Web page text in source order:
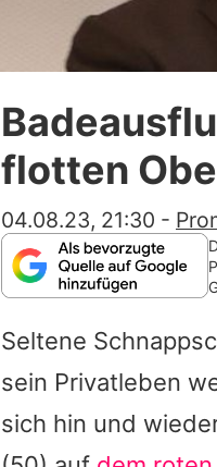
flotten
04.08.23, 21:30 -
Seltene
sein Privatleben
sich hin und